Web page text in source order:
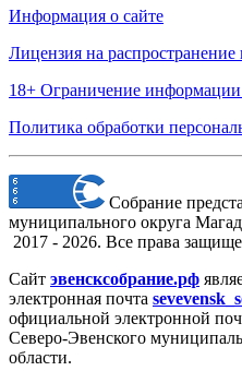
Информация о сайте
Лицензия на
18+ Ограничение информации
Политика обработки
Собрание
муниципального округа
2017 - 2026. Все права
Сайт эвенсксобрание.рф
электронная почта
официальной электронной
Северо-Эвенского
области.